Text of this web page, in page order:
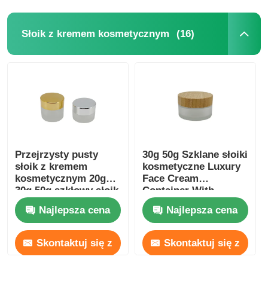
Słoik z kremem kosmetycznym (16)
Przejrzysty pusty
słoik z kremem
kosmetycznym 20g
30g 50g szkłowy słoik
z mrożeniem
Najlepsza cena
Skontaktuj się z
30g 50g Szklane słoiki
kosmetyczne Luxury
Face Cream
Container With
Bamboo Lids
Najlepsza cena
Skontaktuj się z